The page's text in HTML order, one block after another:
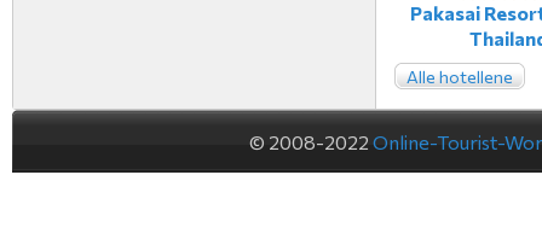
Pakasai
Alle hotellene
© 2008-2022 Online-Tourist-